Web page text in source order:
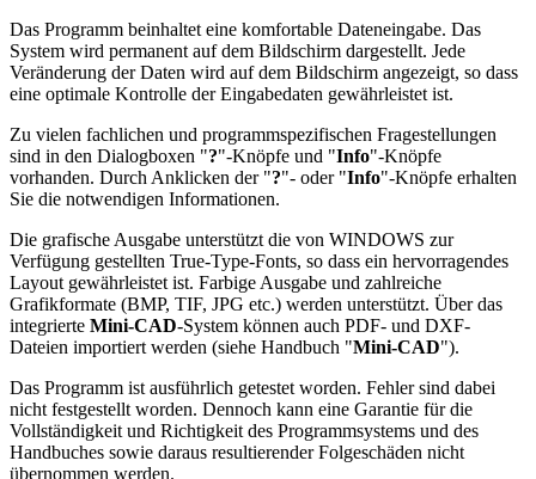
Das Programm beinhaltet eine komfortable Dateneingabe. Das
System wird permanent auf dem Bildschirm dargestellt. Jede
Veränderung der Daten wird auf dem Bildschirm angezeigt, so dass
eine optimale Kontrolle der Eingabedaten gewährleistet ist.
Zu vielen fachlichen und programmspezifischen Fragestellungen
sind in den Dialogboxen "?"-Knöpfe und "Info"-Knöpfe
vorhanden. Durch Anklicken der "?"- oder "Info"-Knöpfe erhalten
Sie die notwendigen Informationen.
Die grafische Ausgabe unterstützt die von WINDOWS zur
Verfügung gestellten True-Type-Fonts, so dass ein hervorragendes
Layout gewährleistet ist. Farbige Ausgabe und zahlreiche
Grafikformate (BMP, TIF, JPG etc.) werden unterstützt. Über das
integrierte Mini-CAD-System können auch PDF- und DXF-
Dateien importiert werden (siehe Handbuch "Mini-CAD").
Das Programm ist ausführlich getestet worden. Fehler sind dabei
nicht festgestellt worden. Dennoch kann eine Garantie für die
Vollständigkeit und Richtigkeit des Programmsystems und des
Handbuches sowie daraus resultierender Folgeschäden nicht
übernommen werden.